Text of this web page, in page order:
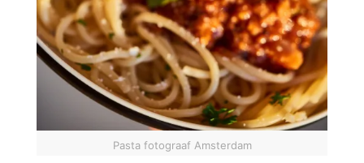
Pasta fotograaf Amsterdam